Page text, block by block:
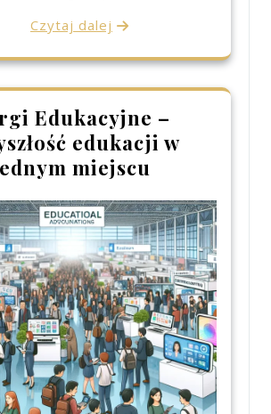
Czytaj dalej
Edukacyjne –
edukacji w
miejscu